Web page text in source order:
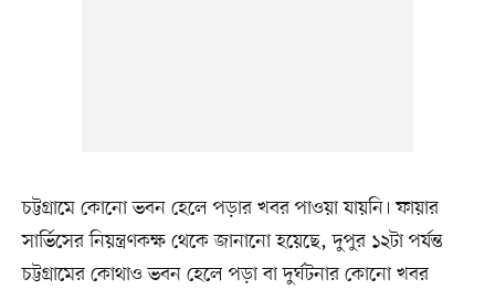
চট্টগ্রামে কোনো ভবন হেলে পড়ার খবর পাওয়া যায়নি। ফায়ার
সার্ভিসের নিয়ন্ত্রণকক্ষ থেকে জানানো হয়েছে, দুপুর ১২টা পর্যন্ত
চট্টগ্রামের কোথাও ভবন হেলে পড়া বা দুর্ঘটনার কোনো খবর